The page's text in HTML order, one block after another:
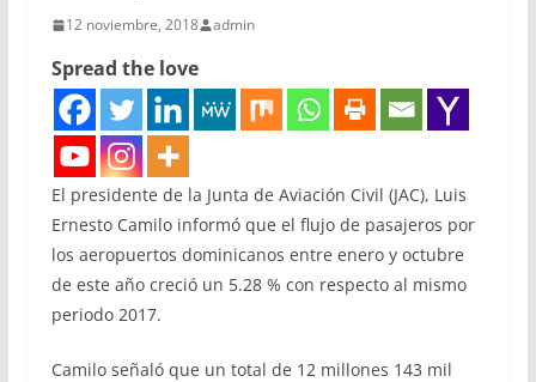
12 noviembre, 2018 admin
Spread the love
El presidente de la Junta de Aviación Civil (JAC), Luis
Ernesto Camilo informó que el flujo de pasajeros por
los aeropuertos dominicanos entre enero y octubre
de este año creció un 5.28 % con respecto al mismo
periodo 2017.
Camilo señaló que un total de 12 millones 143 mil